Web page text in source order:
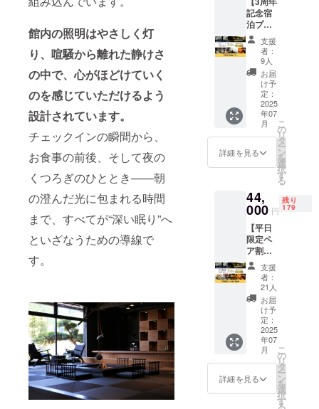
館内の照明はやさしく灯
り、喧騒から離れた静けさ
の中で、心がほどけていく
のを感じていただけるよう
設計されています。
チェックインの瞬間から、
お食事の前後、そして夜の
くつろぎのひととき——朝
の澄んだ光に包まれる時間
まで、すべてが“深い眠り”へ
といざなうための導線で
す。
小顔に
見せる
効果を
アップ
させま
す。
しっか
りと洗
い流せ
ば、髪
の引き
締まり
し、乾
かした
ボ
リュー
ム感の
ある仕
上がり
に。少
し少な
めに洗
い流せ
ば、ア
ロマオ
イルの
効果で
しっと
りに。
アロマ
掲載す
る内容
は文字
のみと
なりま
す。 ※
掲載す
る大き
さは購
入者の
数によ
り変動
しま
す。 ※
るお名
前を備
考欄に
ご記入
くださ
い。 ※
公序良
俗に反
する文
言は記
載でき
ませ
ん。 ※
掲載期
間は
8月より
1年間で
円の2食
付き宿
泊プラ
ンを
20％オ
フの
24,400
円で
す。 ・
宿泊可
能日
数：1泊
2日（利
用可能
時） ・
お部屋
要・和
室/洋室
・ベッ
ドの
数：2台
・食事
のサー
ビスプ
ラン：
朝食付
き/夕食
付き ・
1支援に
対する
記念宿
泊プラ
ン】
200名限
定で湯
村温泉
郷の
「御宿
コトブ
キ」に
「3周年
記念宿
泊プラ
ン」で
利で
す。 通
常
40,500
円の2食
付き宿
泊プラ
ンを
20％オ
フの
32,000
円で
す。 ・
宿泊可
能日
数：1泊
2日（利
支援
者：
9人
お届
け予
定：
2025
年07
月
詳細を見る
こ
の
リ
タ
ー
ン
を
選
択
す
る
44,
000 円
残り
179
【平日
限定ペ
ア割引
宿泊
券】
200組限
定で湯
村温泉
郷の
「御宿
コトブ
キ」に
平日限
定の割
引価格
支援
者：
21人
お届
け予
定：
2025
年07
月
詳細を見る
こ
の
リ
タ
ー
ン
を
選
択
す